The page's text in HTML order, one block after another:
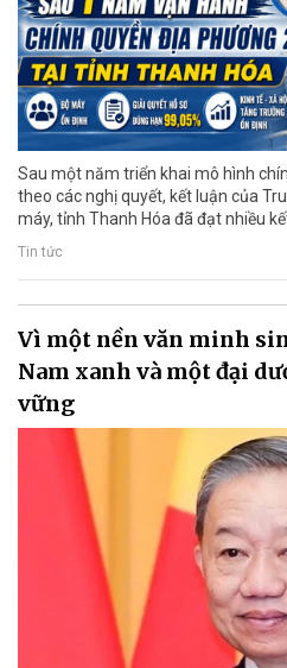
Sau một năm triển khai mô hình
theo các nghị quyết, kết luận của
máy, tỉnh Thanh Hóa đã đạt nhiều
Tin tức
Vì một nền văn minh
Nam xanh và một đại
vững